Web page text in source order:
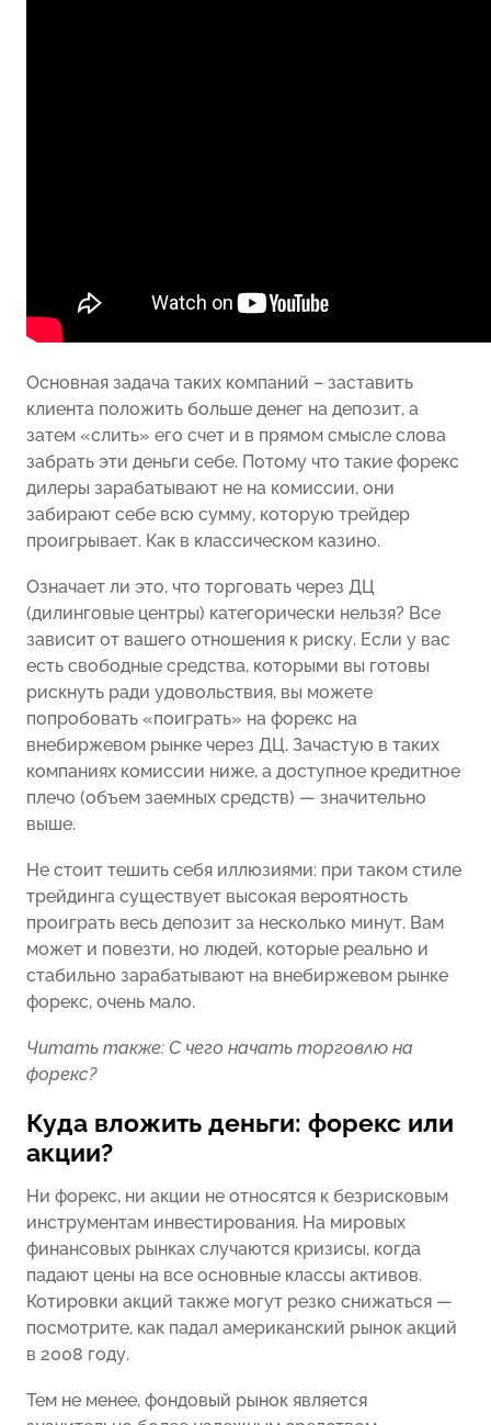
Основная задача таких компаний – заставить
клиента положить больше денег на депозит, а
затем «слить» его счет и в прямом смысле слова
забрать эти деньги себе. Потому что такие форекс
дилеры зарабатывают не на комиссии, они
забирают себе всю сумму, которую трейдер
проигрывает. Как в классическом казино.
Означает ли это, что торговать через ДЦ
(дилинговые центры) категорически нельзя? Все
зависит от вашего отношения к риску. Если у вас
есть свободные средства, которыми вы готовы
рискнуть ради удовольствия, вы можете
попробовать «поиграть» на форекс на
внебиржевом рынке через ДЦ. Зачастую в таких
компаниях комиссии ниже, а доступное кредитное
плечо (объем заемных средств) — значительно
выше.
Не стоит тешить себя иллюзиями: при таком стиле
трейдинга существует высокая вероятность
проиграть весь депозит за несколько минут. Вам
может и повезти, но людей, которые реально и
стабильно зарабатывают на внебиржевом рынке
форекс, очень мало.
Читать также: С чего начать торговлю на
форекс?
Куда вложить деньги: форекс или
акции?
Ни форекс, ни акции не относятся к безрисковым
инструментам инвестирования. На мировых
финансовых рынках случаются кризисы, когда
падают цены на все основные классы активов.
Котировки акций также могут резко снижаться —
посмотрите, как падал американский рынок акций
в 2008 году.
Тем не менее, фондовый рынок является